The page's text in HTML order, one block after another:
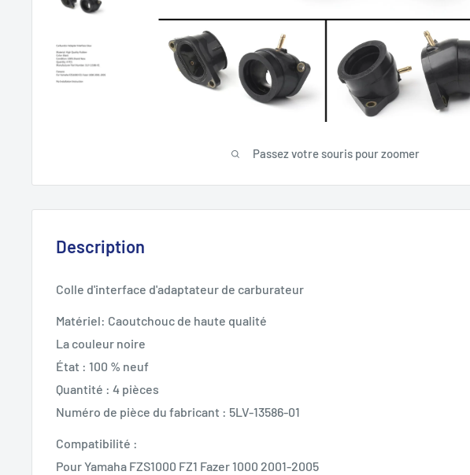
Passez votre souris pour zoomer
Description
Colle d'interface d'adaptateur de carburateur
Matériel: Caoutchouc de haute qualité
La couleur noire
État : 100 % neuf
Quantité : 4 pièces
Numéro de pièce du fabricant : 5LV-13586-01
Compatibilité :
Pour Yamaha FZS1000 FZ1 Fazer 1000 2001-2005